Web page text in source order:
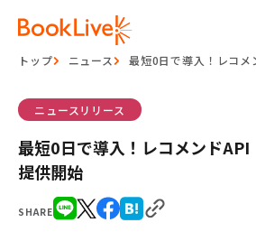
トップ ニュース 最短0日で導入！レコ
SHARE
ニュースリリース
最短0日で導入！レコメンド
提供開始